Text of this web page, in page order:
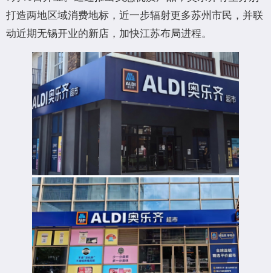
打造两地区域消费地标，近一步辐射更多苏州市民，并联
动近期无锡开业的新店，加快江苏布局进程。